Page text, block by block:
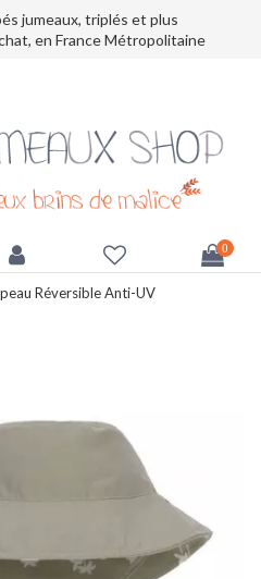
jumeaux, triplés et plus
en France Métropolitaine
0
Réversible Anti-UV